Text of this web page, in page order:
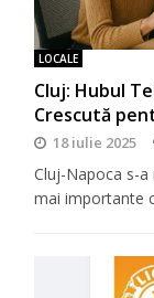
LOCALE
Cluj: Hubul
Crescută
18 iulie 2025
Cluj-Napoca s-
mai importante